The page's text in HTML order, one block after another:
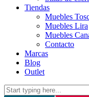
Tiendas
Muebles
Muebles Lira
Muebles
Contacto
Marcas
Blog
Outlet